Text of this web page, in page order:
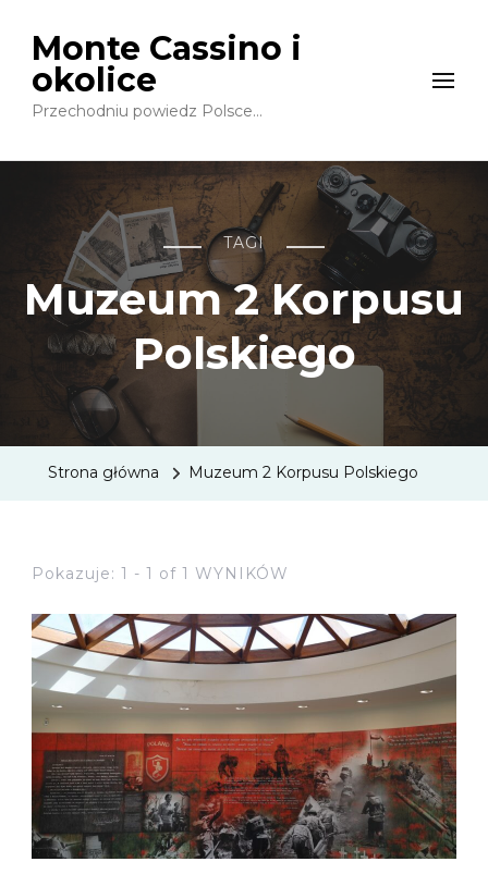
Monte Cassino i
okolice
Przechodniu powiedz Polsce…
TAGI
Muzeum 2 Korpusu
Polskiego
Strona główna Muzeum 2 Korpusu Polskiego
Pokazuje: 1 - 1 of 1 WYNIKÓW